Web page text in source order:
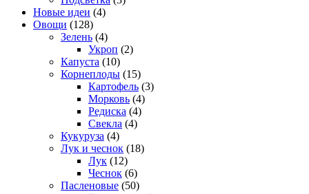
Новые идеи (4)
Овощи (128)
Зелень (4)
Укроп (2)
Капуста (10)
Корнеплоды (15)
Картофель (3)
Морковь (4)
Редиска (4)
Свекла (4)
Кукуруза (4)
Лук и чеснок (18)
Лук (12)
Чеснок (6)
Пасленовые (50)